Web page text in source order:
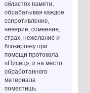
областях памяти,
обрабатывая каждое
сопротивление,
неверие, сомнение,
страх, нежелание и
блокировку при
помощи протокола
«Писец», и на место
обработанного
материала
поместишь